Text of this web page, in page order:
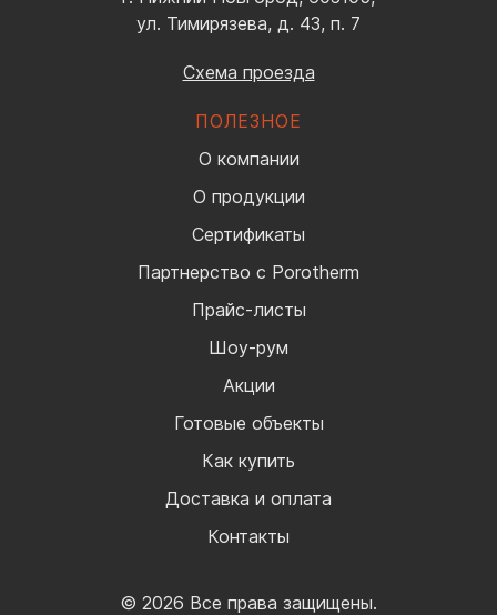
ул. Тимирязева, д. 43, п. 7
Схема проезда
ПОЛЕЗНОЕ
О компании
О продукции
Сертификаты
Партнерство с Porotherm
Прайс-листы
Шоу-рум
Акции
Готовые объекты
Как купить
Доставка и оплата
Контакты
© 2026 Все права защищены.